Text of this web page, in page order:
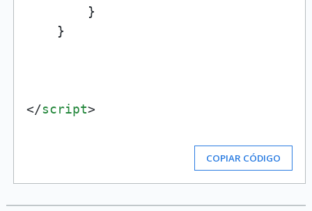
        }
    }
</script>
COPIAR CÓDIGO